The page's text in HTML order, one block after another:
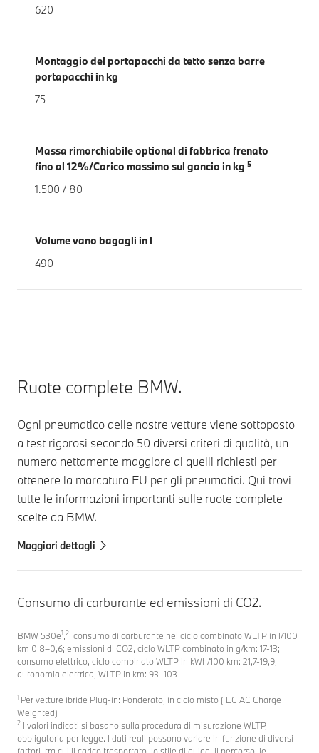
620
Montaggio del portapacchi da tetto senza barre
portapacchi in kg
75
Massa rimorchiabile optional di fabbrica frenato
fino al 12%/Carico massimo sul gancio in kg 5
1.500 / 80
Volume vano bagagli in l
490
Ruote complete BMW.
Ogni pneumatico delle nostre vetture viene sottoposto
a test rigorosi secondo 50 diversi criteri di qualità, un
numero nettamente maggiore di quelli richiesti per
ottenere la marcatura EU per gli pneumatici. Qui trovi
tutte le informazioni importanti sulle ruote complete
scelte da BMW.
Maggiori dettagli
Consumo di carburante ed emissioni di CO2.
BMW 530e1,2: consumo di carburante nel ciclo combinato WLTP in l/100
km 0,8–0,6; emissioni di CO2, ciclo WLTP combinato in g/km: 17-13;
consumo elettrico, ciclo combinato WLTP in kWh/100 km: 21,7-19,9;
autonomia elettrica, WLTP in km: 93–103
1 Per vetture ibride Plug-in: Ponderato, in ciclo misto ( EC AC Charge
Weighted)
2 I valori indicati si basano sulla procedura di misurazione WLTP,
obbligatoria per legge. I dati reali possono variare in funzione di diversi